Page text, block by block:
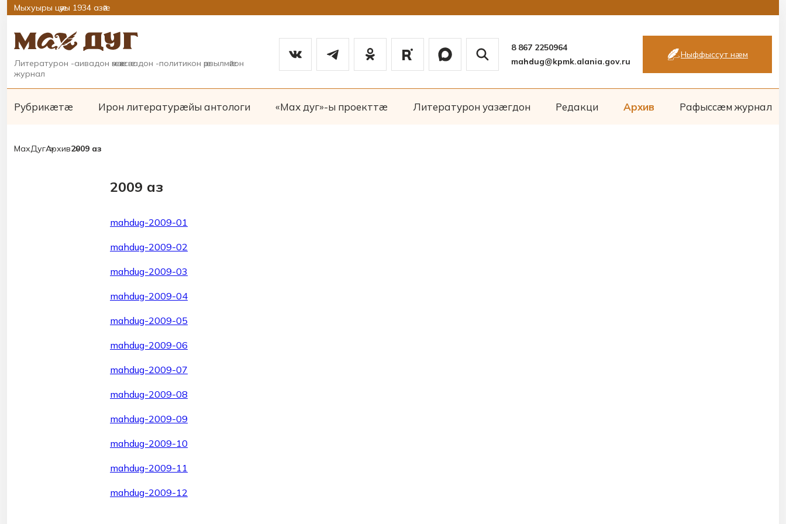
Мыхуыры цӕуы 1934 азӕй
Литературон -аивадон ӕмӕ ӕхсӕнадон -политикон ӕрвылмӕйон
журнал
8 867 2250964
mahdug@kpmk.alania.gov.ru
Ныффыссут нæм
Рубрикæтæ Ирон литературæйы антологи «Мах дуг»-ы проекттæ Литературон уазæгдон Редакци Архив Рафыссæм журнал
МахДугАрхив2009 аз
2009 аз
mahdug-2009-01
mahdug-2009-02
mahdug-2009-03
mahdug-2009-04
mahdug-2009-05
mahdug-2009-06
mahdug-2009-07
mahdug-2009-08
mahdug-2009-09
mahdug-2009-10
mahdug-2009-11
mahdug-2009-12